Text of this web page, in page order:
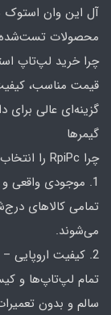
آل این وان استوک
محصولات
چرا خرید لپ‌تاپ
قیمت مناسب،
گزینه‌ای عالی برای
گیمرها
چرا RpiPc را انتخاب کنیم؟
1. موجودی واقعی و به‌روز
تمامی کالاهای
می‌شوند.
2. کیفیت اروپایی – بدون تعمیر
سالم و بدون